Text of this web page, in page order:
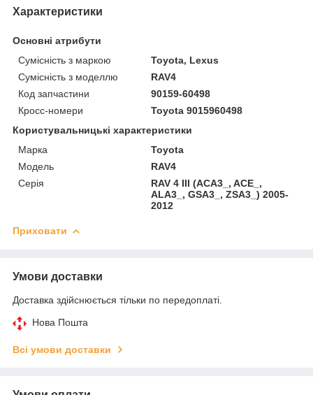
Характеристики
Основні атрибути
Сумісність з маркою
Toyota, Lexus
Сумісність з моделлю
RAV4
Код запчастини
90159-60498
Кросс-номери
Toyota 9015960498
Користувальницькі характеристики
Марка
Toyota
Модель
RAV4
Серія
RAV 4 III (ACA3_, ACE_,
ALA3_, GSA3_, ZSA3_) 2005-
2012
Приховати
Умови доставки
Доставка здійснюється тільки по передоплаті.
Нова Пошта
Всі умови доставки